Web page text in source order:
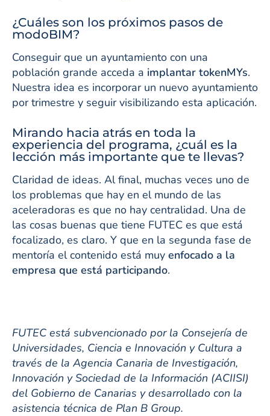
¿Cuáles son los próximos pasos de
modoBIM?
Conseguir que un ayuntamiento con una
población grande acceda a implantar tokenMYs.
Nuestra idea es incorporar un nuevo ayuntamiento
por trimestre y seguir visibilizando esta aplicación.
Mirando hacia atrás en toda la
experiencia del programa, ¿cuál es la
lección más importante que te llevas?
Claridad de ideas. Al final, muchas veces uno de
los problemas que hay en el mundo de las
aceleradoras es que no hay centralidad. Una de
las cosas buenas que tiene FUTEC es que está
focalizado, es claro. Y que en la segunda fase de
mentoría el contenido está muy enfocado a la
empresa que está participando.
FUTEC está subvencionado por la Consejería de
Universidades, Ciencia e Innovación y Cultura a
través de la Agencia Canaria de Investigación,
Innovación y Sociedad de la Información (ACIISI)
del Gobierno de Canarias y desarrollado con la
asistencia técnica de Plan B Group.